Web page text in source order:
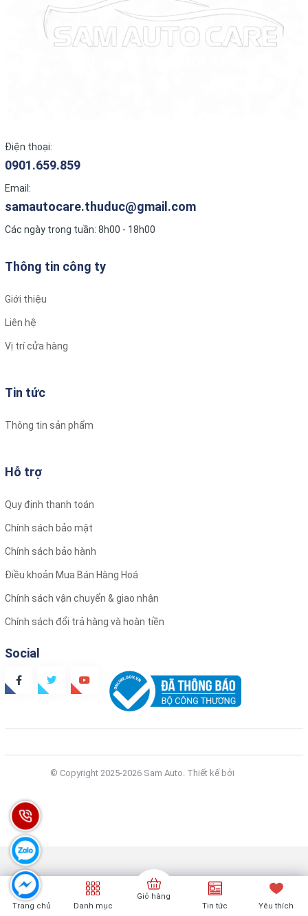
Trang chủ Danh mục
Giỏ hàng
Tin tức
Yêu thích
Là dòng sản phẩm đặc biệt được ưa chuộng, có thiết kế nhỏ
gọn, dễ dàng lắp đặt dưới gầm ghế xe mà không chiếm nhiều
diện tích.
Chất lượng cao:
Sản phẩm của DLS được đánh giá cao về chất lượng hoàn
Giải thưởng:
tại các cuộc thi âm thanh xe hơi như
Điện thoại:
0901.659.859
Email:
samautocare.thuduc@gmail.com
Các ngày trong tuần: 8h00 - 18h00
Thông tin công ty
Giới thiệu
Liên hệ
Vị trí cửa hàng
Tin tức
Thông tin sản phẩm
Hỗ trợ
Quy định thanh toán
Chính sách bảo mật
Chính sách bảo hành
Điều khoản Mua Bán Hàng Hoá
Chính sách vận chuyển & giao nhận
Chính sách đổi trả hàng và hoàn tiền
Social
© Copyright 2025-2026 Sam Auto. Thiết kế bởi